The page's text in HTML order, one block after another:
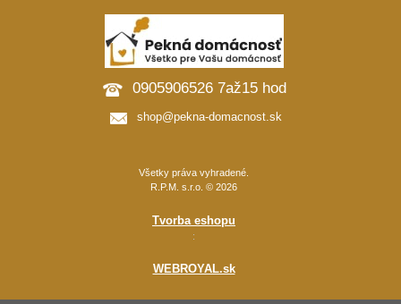
0905906526 7až15 hod
shop@pekna-domacnost.sk
Všetky práva vyhradené.
R.P.M. s.r.o. © 2026
Tvorba eshopu
:
WEBROYAL.sk